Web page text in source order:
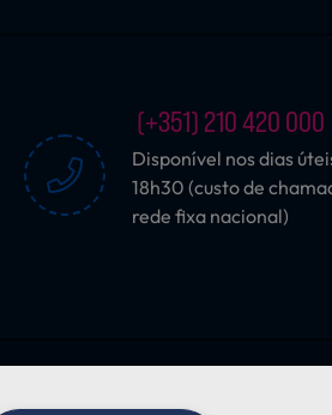
(+351) 210 420 000
Disponível nos dias
18h30 (custo de
rede fixa nacional)